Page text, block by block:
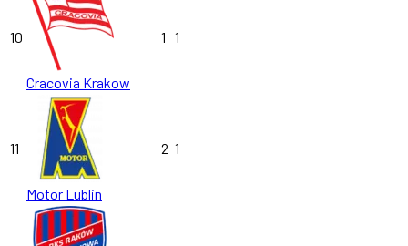
10
Cracovia Krakow
1 1
11
Motor Lublin
2 1